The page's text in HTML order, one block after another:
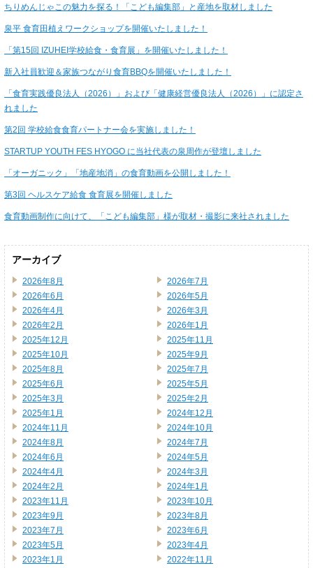
ちりめんじゃこの魅力を探る！「こども編集部」と産地を取材しました
泉平 食育田植えワークショップを開催いたしました！
「第15回 IZUHEI学校給食・食育展」を開催いたしました！
新入社員歓迎＆家族つながり食育BBQを開催いたしました！
「食育実践優良法人（2026）」および「健康経営優良法人（2026）」に認定さ
れました
第2回 学校給食食育パートナー会を実施しました！
STARTUP YOUTH FES HYOGO に当社代表の泉周作が登壇しました
「オーガニック」「地産地消」の食育動画を公開しました！
第3回 ヘルスケア給食 食育展を開催しました
食育動画制作に向けて、「こども編集部」様が取材・撮影に来社されました
アーカイブ
2026年8月
2026年7月
2026年6月
2026年5月
2026年4月
2026年3月
2026年2月
2026年1月
2025年12月
2025年11月
2025年10月
2025年9月
2025年8月
2025年7月
2025年6月
2025年5月
2025年3月
2025年2月
2025年1月
2024年12月
2024年11月
2024年10月
2024年8月
2024年7月
2024年6月
2024年5月
2024年4月
2024年3月
2024年2月
2024年1月
2023年11月
2023年10月
2023年9月
2023年8月
2023年7月
2023年6月
2023年5月
2023年4月
2023年1月
2022年11月